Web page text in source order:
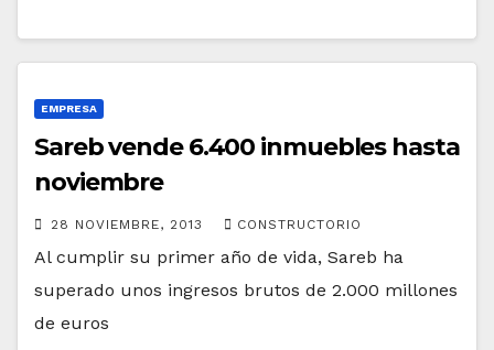
EMPRESA
Sareb vende 6.400 inmuebles hasta
noviembre
28 NOVIEMBRE, 2013 CONSTRUCTORIO
Al cumplir su primer año de vida, Sareb ha
superado unos ingresos brutos de 2.000 millones
de euros